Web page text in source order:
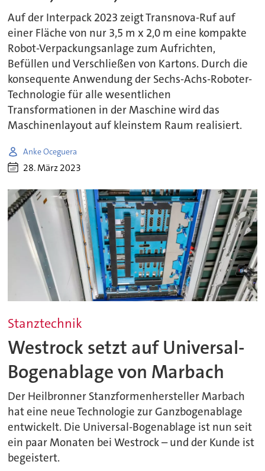
Auf der Interpack 2023 zeigt Transnova-Ruf auf
einer Fläche von nur 3,5 m x 2,0 m eine kompakte
Robot-Verpackungsanlage zum Aufrichten,
Befüllen und Verschließen von Kartons. Durch die
konsequente Anwendung der Sechs-Achs-Roboter-
Technologie für alle wesentlichen
Transformationen in der Maschine wird das
Maschinenlayout auf kleinstem Raum realisiert.
Anke Oceguera
28. März 2023
Stanztechnik
Westrock setzt auf Universal-
Bogenablage von Marbach
Der Heilbronner Stanzformenhersteller Marbach
hat eine neue Technologie zur Ganzbogenablage
entwickelt. Die Universal-Bogenablage ist nun seit
ein paar Monaten bei Westrock – und der Kunde ist
begeistert.